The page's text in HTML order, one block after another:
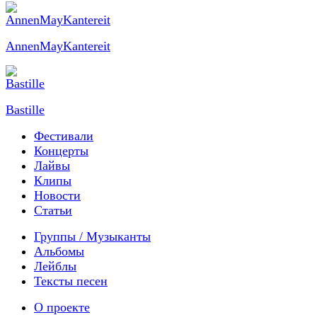
AnnenMayKantereit
Bastille
Фестивали
Концерты
Лайвы
Клипы
Новости
Статьи
Группы / Музыканты
Альбомы
Лейблы
Тексты песен
О проекте